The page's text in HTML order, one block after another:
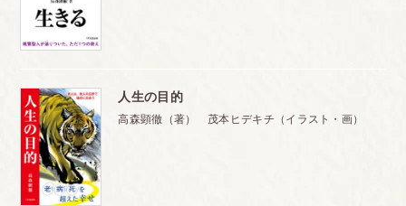
人生の目的
高森顕徹（著） 茂本ヒデキチ（イラスト・画）